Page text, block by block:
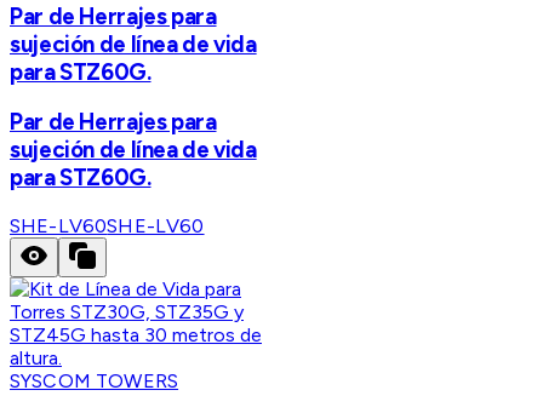
Par de Herrajes para
sujeción de línea de vida
para STZ60G.
Par de Herrajes para
sujeción de línea de vida
para STZ60G.
SHE-LV60SHE-LV60
SYSCOM TOWERS